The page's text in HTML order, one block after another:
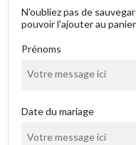
N'oubliez pas de
pouvoir l'ajouter au panier
Prénoms
Date du mariage